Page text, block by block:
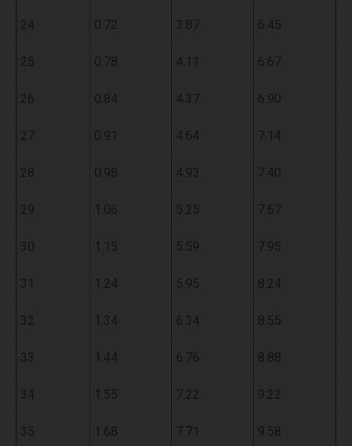
24 0.72 3.87 6.45
25 0.78 4.11 6.67
26 0.84 4.37 6.90
27 0.91 4.64 7.14
28 0.98 4.93 7.40
29 1.06 5.25 7.67
30 1.15 5.59 7.95
31 1.24 5.95 8.24
32 1.34 6.34 8.55
33 1.44 6.76 8.88
34 1.55 7.22 9.22
35 1.68 7.71 9.58